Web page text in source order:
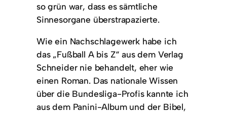
so grün war, dass es sämtliche
Sinnesorgane überstrapazierte.
Wie ein Nachschlagewerk habe ich
das „Fußball A bis Z“ aus dem Verlag
Schneider nie behandelt, eher wie
einen Roman. Das nationale Wissen
über die Bundesliga-Profis kannte ich
aus dem Panini-Album und der Bibel,